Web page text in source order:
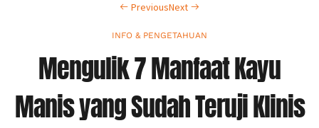
PreviousNext
INFO & PENGETAHUAN
Mengulik 7 Manfaat Kayu
Manis yang Sudah Teruji Klinis